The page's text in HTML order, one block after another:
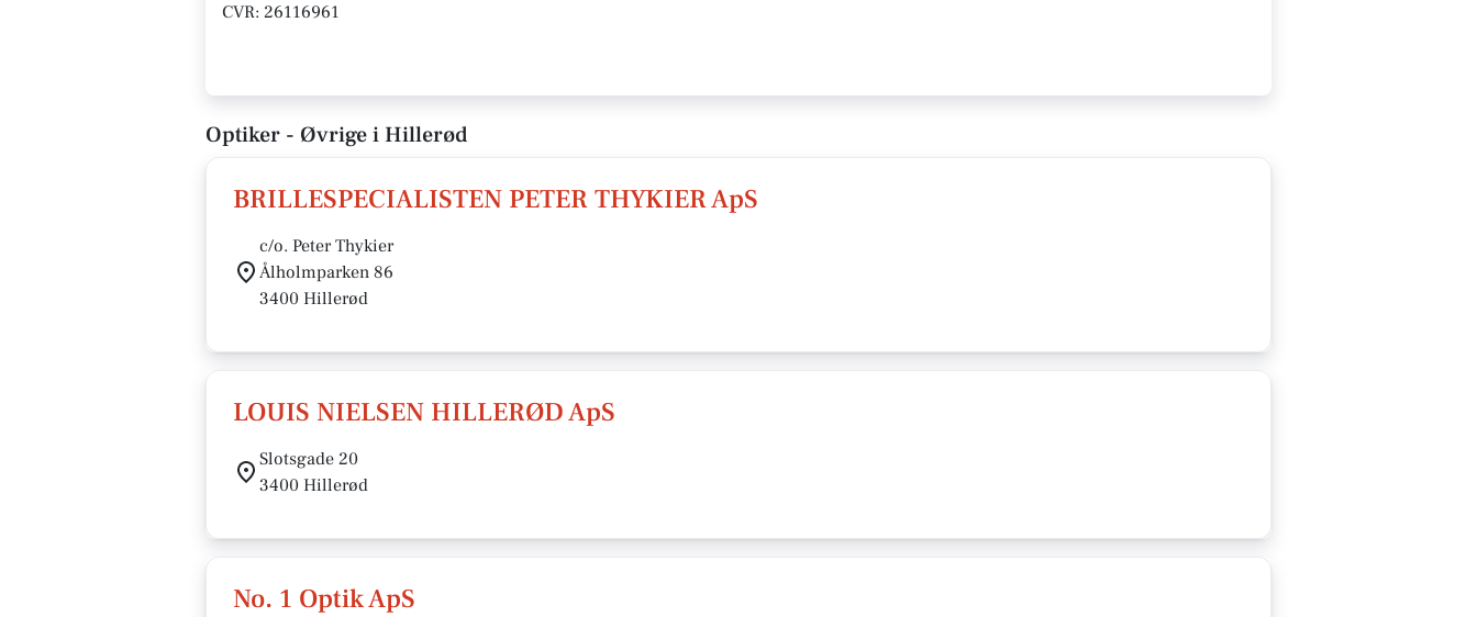
CVR: 26116961
Optiker - Øvrige i Hillerød
BRILLESPECIALISTEN PETER THYKIER ApS
c/o. Peter Thykier
Ålholmparken 86
3400 Hillerød
LOUIS NIELSEN HILLERØD ApS
Slotsgade 20
3400 Hillerød
No. 1 Optik ApS